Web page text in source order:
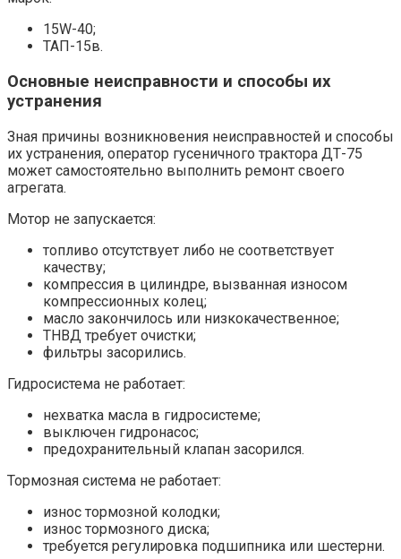
15W-40;
ТАП-15в.
Основные неисправности и способы их
устранения
Зная причины возникновения неисправностей и способы
их устранения, оператор гусеничного трактора ДТ-75
может самостоятельно выполнить ремонт своего
агрегата.
Мотор не запускается:
топливо отсутствует либо не соответствует
качеству;
компрессия в цилиндре, вызванная износом
компрессионных колец;
масло закончилось или низкокачественное;
ТНВД требует очистки;
фильтры засорились.
Гидросистема не работает:
нехватка масла в гидросистеме;
выключен гидронасос;
предохранительный клапан засорился.
Тормозная система не работает:
износ тормозной колодки;
износ тормозного диска;
требуется регулировка подшипника или шестерни.